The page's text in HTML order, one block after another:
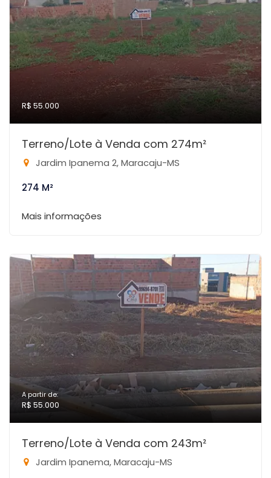
R$ 55.000
Terreno/Lote à Venda com 274m²
Jardim Ipanema 2, Maracaju-MS
274 M²
Mais informações
A partir de:
R$ 55.000
Terreno/Lote à Venda com 243m²
Jardim Ipanema, Maracaju-MS